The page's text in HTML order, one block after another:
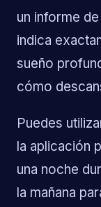
un informe
indica
sueño
cómo
Puedes
la aplicación
una noche
la mañana